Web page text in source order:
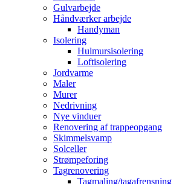
Gulvarbejde
Håndværker arbejde
Handyman
Isolering
Hulmursisolering
Loftisolering
Jordvarme
Maler
Murer
Nedrivning
Nye vinduer
Renovering af trappeopgang
Skimmelsvamp
Solceller
Strømpeforing
Tagrenovering
Tagmaling/tagafrensning